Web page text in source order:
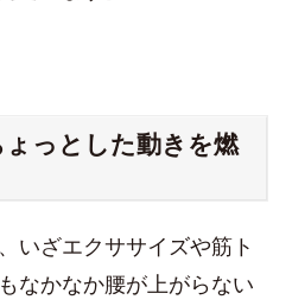
っとした動きを燃
いざエクササイズや筋ト
なかなか腰が上がらない